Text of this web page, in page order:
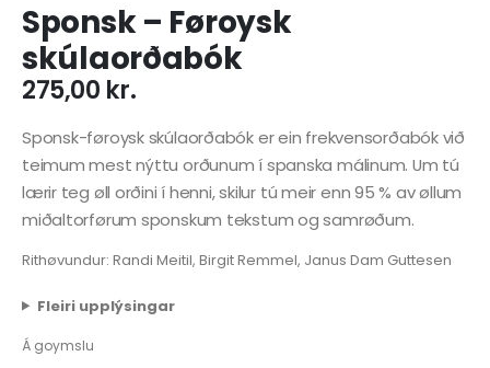
Sponsk – Føroysk
skúlaorðabók
275,00 kr.
Sponsk-føroysk skúlaorðabók er ein frekvensorðabók við
teimum mest nýttu orðunum í spanska málinum. Um tú
lærir teg øll orðini í henni, skilur tú meir enn 95 % av øllum
miðaltorførum sponskum tekstum og samrøðum.
Rithøvundur: Randi Meitil, Birgit Remmel, Janus Dam Guttesen
Fleiri upplýsingar
Á goymslu